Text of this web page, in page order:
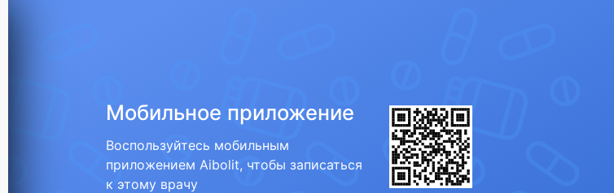
Мобильное приложение
Воспользуйтесь мобильным
приложением Aibolit, чтобы записаться
к этому врачу